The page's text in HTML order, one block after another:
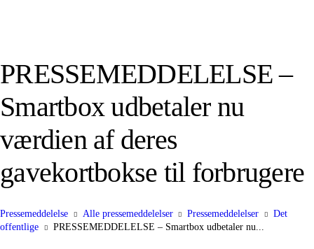
PRESSEMEDDELELSE –
Smartbox udbetaler nu
værdien af deres
gavekortbokse til forbrugere
Pressemeddelelse Alle pressemeddelelser Pressemeddelelser
Det
offentlige
PRESSEMEDDELELSE – Smartbox udbetaler nu...